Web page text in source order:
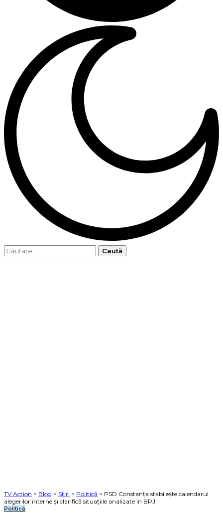
Caută
TV Action > Blog > Stiri > Politică > PSD Constanța stabilește calendarul
alegerilor interne și clarifică situațiile analizate în BPJ
Politică